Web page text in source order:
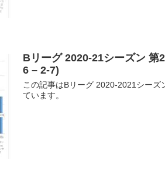
Bリーグ 2020-21シーズン 第
6 – 2-7)
この記事はBリーグ 2020-2021シーズ
ています。